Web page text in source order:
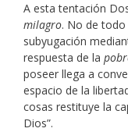
A esta tentación
milagro. No de
subyugación
respuesta de la
poseer llega a
espacio de la
cosas restituye la
Dios”.